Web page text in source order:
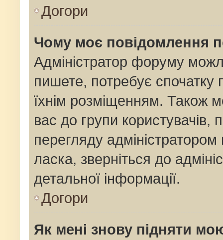
Догори
Чому моє повідомлення
Адміністратор форуму
пишете, потребує спочатку
їхнім розміщенням. Також
вас до групи
перегляду
ласка, зверніться до
детальної інформації.
Догори
Як мені знову підняти